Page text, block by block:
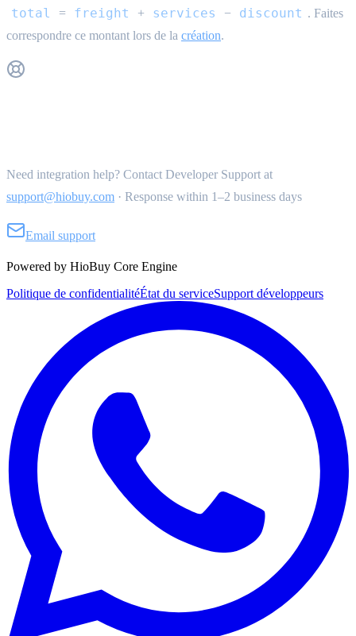
total = freight + services − discount . Faites
correspondre ce montant lors de la création.
Need integration help? Contact Developer Support at
support@hiobuy.com · Response within 1–2 business days
Email support
Powered by HioBuy Core Engine
Politique de confidentialitéÉtat du serviceSupport développeurs